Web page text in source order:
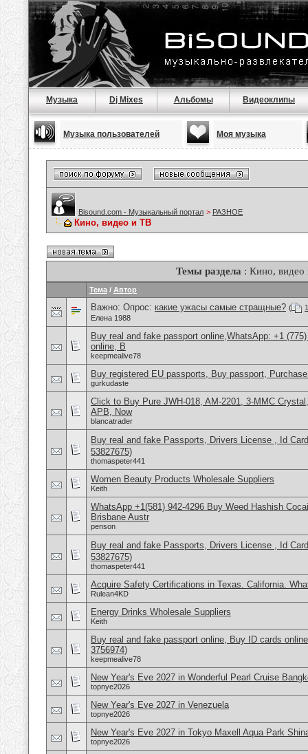
Музыка Dj Mixes Альбомы Видеоклипы
Музыка пользователей Моя музыка
Bisound.com - Музыкальный портал > РАЗНОЕ
Кино, видео и ТВ
Темы раздела : Кино,
Тема / Автор
Важно: Опрос: какие ужасы самые стращные? (
1
Елена 1988
Buy real and fake passport online,WhatsApp: +1
online, B
keepmealive78
Buy registered EU passports, Buy passport,
gurkudaste
Click to Buy Pure JWH-018, AM-2201, 3-MMC
APB, Now
blancatrader
Buy real and fake Passports, Drivers License , Id
53827675)
thomaspeter441
Women Beauty Products Wholesale Suppliers
Keith
WhatsApp +1(581) 942-4296 Buy Weed Hashish
Brisbane Austr
penson
Buy real and fake Passports, Drivers License , Id
53827675)
thomaspeter441
Acquire Safety Certifications in Texas. California.
Rulean4KD
Energy Drinks Wholesale Suppliers
Keith
Buy real and fake passport online, Buy ID cards
3756974)
keepmealive78
New Year's Eve 2027 in Wonderful Pearl Cruise
topnye2026
New Year's Eve 2027 in Venezuela
topnye2026
New Year's Eve 2027 in Tokyo Maxell Aqua Park
topnye2026